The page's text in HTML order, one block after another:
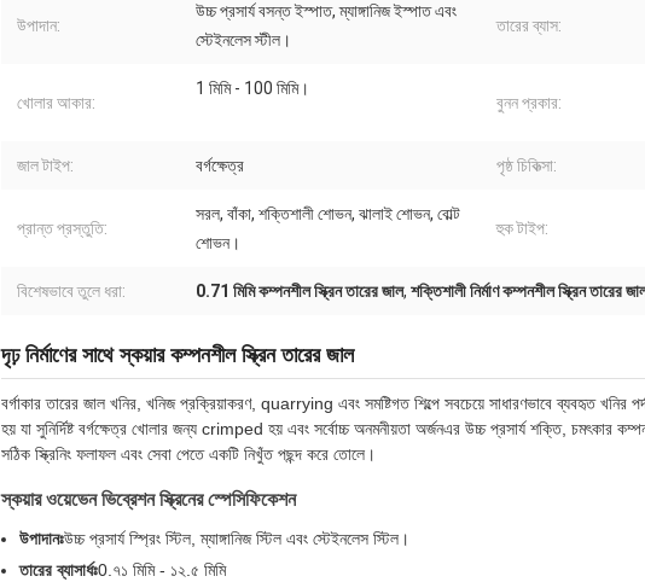
উপাদান:
উচ্চ প্রসার্য বসন্ত ইস্পাত, ম্যাঙ্গানিজ ইস্পাত এবং
স্টেইনলেস স্টীল।
তারের ব্যাস:
খোলার আকার:
1 মিমি - 100 মিমি।
বুনন প্রকার:
জাল টাইপ: বর্গক্ষেত্র পৃষ্ঠ চিকিত্সা:
প্রান্ত প্রস্তুতি:
সরল, বাঁকা, শক্তিশালী শোভন, ঝালাই শোভন, বোল্ট
শোভন।
হুক টাইপ:
বিশেষভাবে তুলে ধরা: 0.71 মিমি কম্পনশীল স্ক্রিন তারের জাল, শক্তিশালী নির্মাণ কম্পনশীল স্ক্রিন তারের
দৃঢ় নির্মাণের সাথে স্কয়ার কম্পনশীল স্ক্রিন তারের জাল
বর্গাকার তারের জাল খনির, খনিজ প্রক্রিয়াকরণ, quarrying এবং সমষ্টিগত শিল্পে সবচেয়ে সাধারণভাবে ব্যবহৃত খনির
হয় যা সুনির্দিষ্ট বর্গক্ষেত্র খোলার জন্য crimped হয় এবং সর্বোচ্চ অনমনীয়তা অর্জনএর উচ্চ প্রসার্য শক্তি, চমৎকার
সঠিক স্ক্রিনিং ফলাফল এবং সেবা পেতে একটি নিখুঁত পছন্দ করে তোলে।
স্কয়ার ওয়েভেন ভিব্রেশন স্ক্রিনের স্পেসিফিকেশন
উপাদানঃউচ্চ প্রসার্য স্প্রিং স্টিল, ম্যাঙ্গানিজ স্টিল এবং স্টেইনলেস স্টিল।
তারের ব্যাসার্ধঃ0.৭১ মিমি - ১২.৫ মিমি